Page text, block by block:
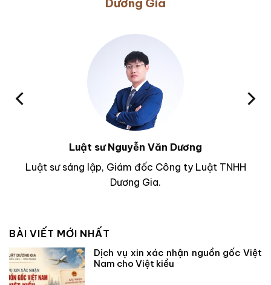
Luật sư Nguyễn Văn Dương
Luật sư sáng lập, Giám đốc Công ty Luật TNHH
Dương Gia.
BÀI VIẾT MỚI NHẤT
Dịch vụ xin xác nhận nguồn gốc Việt
Nam cho Việt kiều